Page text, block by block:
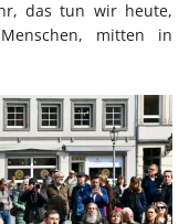
das tun wir heute,
mitten in